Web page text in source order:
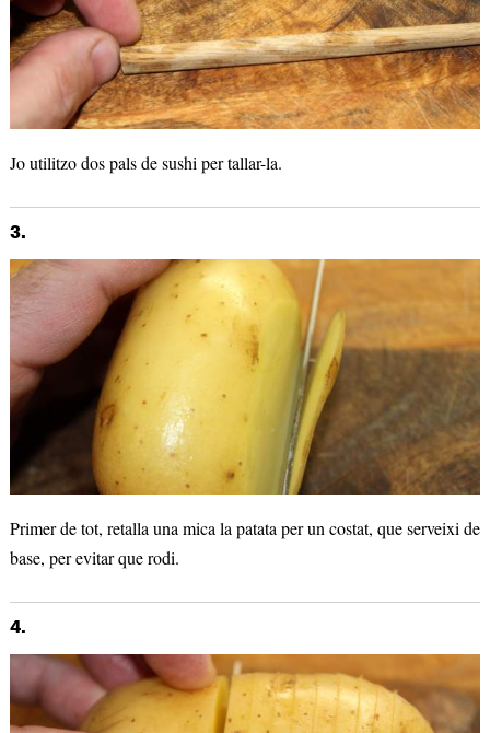
Jo utilitzo dos pals de sushi per tallar-la.
3.
Primer de tot, retalla una mica la patata per un costat, que serveixi de
base, per evitar que rodi.
4.